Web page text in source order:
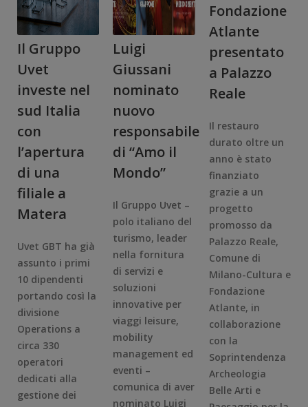
Il Gruppo
Uvet
investe nel
sud Italia
con
l’apertura
di una
filiale a
Matera
Uvet GBT ha già
assunto i primi
10 dipendenti
portando così la
divisione
Operations a
circa 330
operatori
dedicati alla
gestione dei
Luigi
Giussani
nominato
nuovo
responsabile
di “Amo il
Mondo”
Il Gruppo Uvet –
polo italiano del
turismo, leader
nella fornitura
di servizi e
soluzioni
innovative per
viaggi leisure,
mobility
management ed
eventi –
comunica di aver
nominato Luigi
Fondazione
Atlante
presentato
a Palazzo
Reale
Il restauro
durato oltre un
anno è stato
finanziato
grazie a un
progetto
promosso da
Palazzo Reale,
Comune di
Milano-Cultura e
Fondazione
Atlante, in
collaborazione
con la
Soprintendenza
Archeologia
Belle Arti e